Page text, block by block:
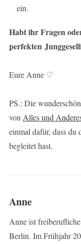
ein.
Habt ihr Fragen
perfekten
Eure Anne ♡
PS.: Die
von Alles und
einmal dafür, dass du
begleitet hast.
Anne
Anne ist
Berlin. Im Frühjahr